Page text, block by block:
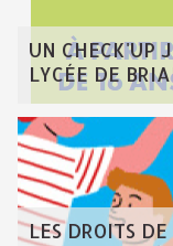
UN CHECK'UP
LYCÉE DE
LES DROITS